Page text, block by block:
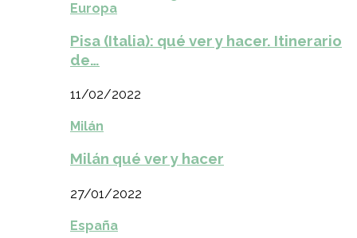
Europa
Pisa (Italia): qué ver y hacer. Itinerario
de…
11/02/2022
Milán
Milán qué ver y hacer
27/01/2022
España